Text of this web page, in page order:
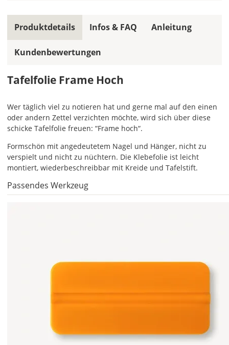
und
wird
häufigsten
Hier
die
Größe
Deiner
Tafelfolie
festlegen.
Die
jeweils
voreingestellte
Produktdetails
Tafelfolie Frame Hoch
Passendes Werkzeug
Wer täglich viel zu notieren hat und gerne mal auf den einen
oder andern Zettel verzichten möchte, wird sich über diese
schicke Tafelfolie freuen: “Frame hoch“.
Formschön mit angedeutetem Nagel und Hänger, nicht zu
verspielt und nicht zu nüchtern. Die Klebefolie ist leicht
montiert, wiederbeschreibbar mit Kreide und Tafelstift.
Infos & FAQ Anleitung
Kundenbewertungen